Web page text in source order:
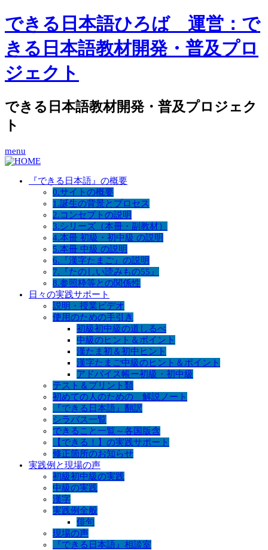
できる日本語ひろば 運営：で
きる日本語教材開発・普及プロ
ジェクト
できる日本語教材開発・普及プロジェク
ト
menu
『できる日本語』の概要
0.サイトの概要
1.誕生の背景とプロセス
2.コンセプトの説明
3.シリーズ（本冊・副教材）
4.本冊 初級・初中級 の説明
5.本冊 中級 の説明
6.『漢字たまご』の説明
7.『たのしい読みもの55』
8.参照枠等との関係性
日々の実践サポート
説明・授業ビデオ
使用のための手引き
初級初中級の道しるべ
中級のヒント＆ポイント
漢たま初＆初中ヒント
漢字たまご中級のヒント＆ポイント
アドバイス帳ー初級・初中級
テスト＆プリント類
初めての人のための 解説ノート
『できる日本語』翻訳
シラバス一覧
できること一覧～各国版含
【できる！】の実践サポート
修正箇所のお知らせ
実践例と現場の声
初級初中級の実践
中級の実践
漢字
実践例全般
俳句
現場の声
『できる日本語』相談室